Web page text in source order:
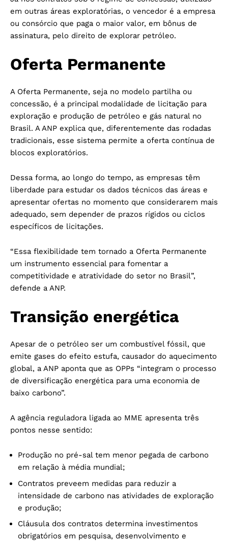
em outras áreas exploratórias, o vencedor é a empresa
ou consórcio que paga o maior valor, em bônus de
assinatura, pelo direito de explorar petróleo.
Oferta Permanente
A Oferta Permanente, seja no modelo partilha ou
concessão, é a principal modalidade de licitação para
exploração e produção de petróleo e gás natural no
Brasil. A ANP explica que, diferentemente das rodadas
tradicionais, esse sistema permite a oferta contínua de
blocos exploratórios.
Dessa forma, ao longo do tempo, as empresas têm
liberdade para estudar os dados técnicos das áreas e
apresentar ofertas no momento que considerarem mais
adequado, sem depender de prazos rígidos ou ciclos
específicos de licitações.
“Essa flexibilidade tem tornado a Oferta Permanente
um instrumento essencial para fomentar a
competitividade e atratividade do setor no Brasil”,
defende a ANP.
Transição energética
Apesar de o petróleo ser um combustível fóssil, que
emite gases do efeito estufa, causador do aquecimento
global, a ANP aponta que as OPPs “integram o processo
de diversificação energética para uma economia de
baixo carbono”.
A agência reguladora ligada ao MME apresenta três
pontos nesse sentido:
Produção no pré-sal tem menor pegada de carbono
em relação à média mundial;
Contratos preveem medidas para reduzir a
intensidade de carbono nas atividades de exploração
e produção;
Cláusula dos contratos determina investimentos
obrigatórios em pesquisa, desenvolvimento e